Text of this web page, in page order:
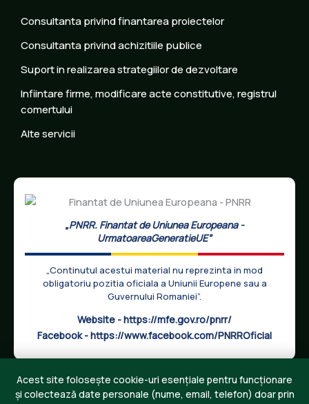
Consultanta privind finantarea proiectelor
Consultanta privind achizitiile publice
Suport in realizarea strategiilor de dezvoltare
Infiintare firme, modificare acte constitutive, registrul
comertului
Alte servicii
„PNRR. Finantat de Uniunea Europeana -
UrmatoareaGeneratieUE”
„Continutul acestui material nu reprezinta in mod
obligatoriu pozitia oficiala a Uniunii Europene sau a
Guvernului Romaniei”.
Website -https://mfe.gov.ro/pnrr/
Facebook -https://www.facebook.com/PNRROficial
Acest site folosește cookie-uri esențiale pentru funcționare
și colectează date personale (nume, email, telefon) doar prin